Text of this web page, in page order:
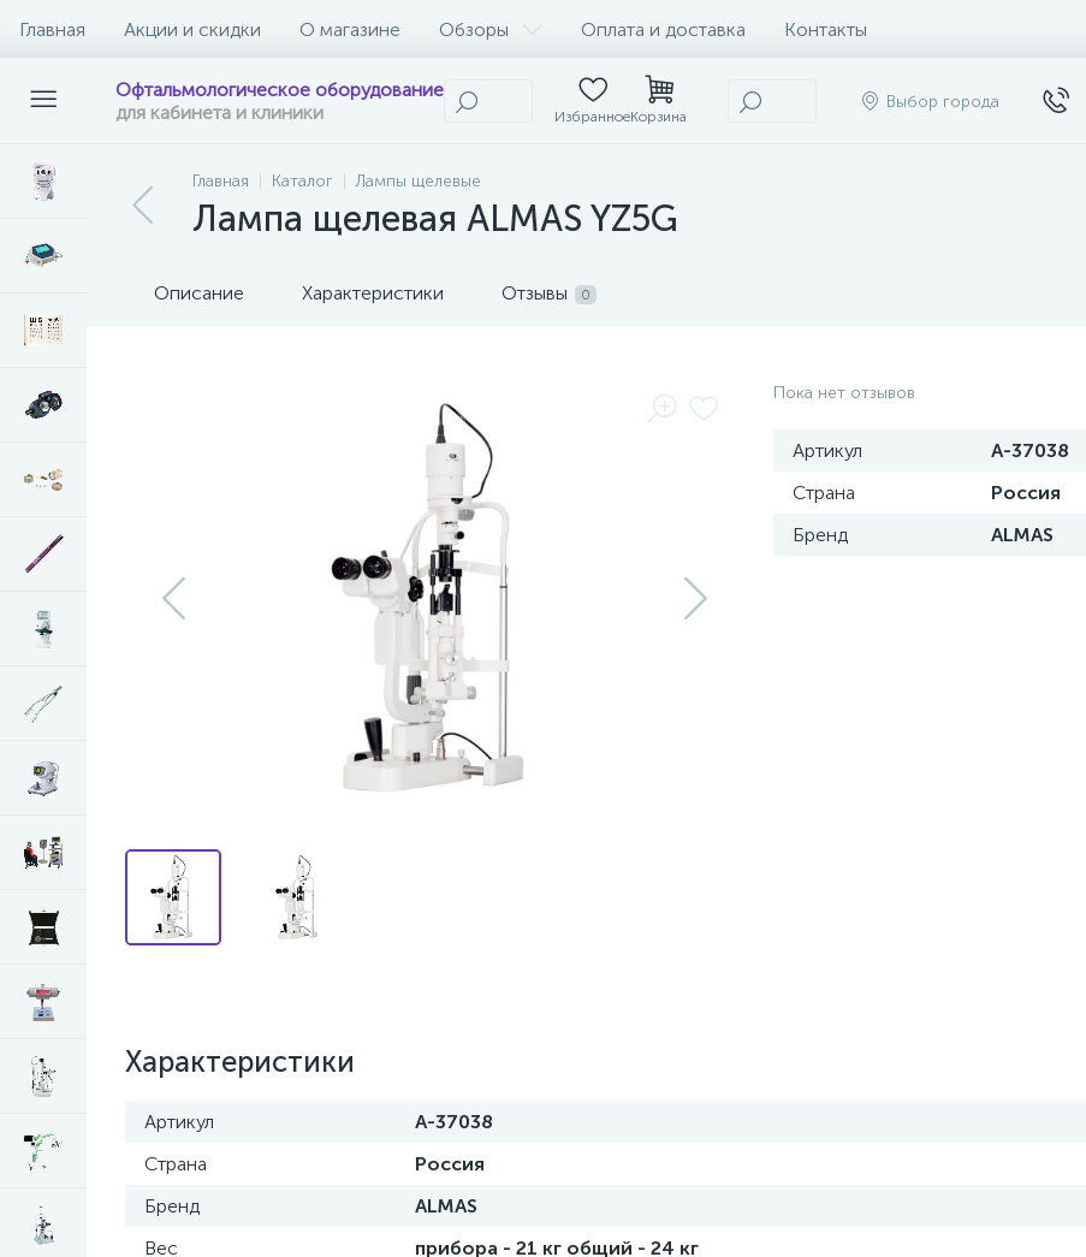
Главная Акции и скидки О магазине Обзоры Оплата и доставка Контакты
Офтальмологическое оборудование
для кабинета и клиники
ИзбранноеКорзина
Выбор города
Главная Каталог Лампы щелевые
Лампа щелевая ALMAS YZ5G
Описание Характеристики Отзывы 0
Пока нет отзывов
Артикул
А-37038
Страна
Россия
Бренд
ALMAS
Характеристики
Артикул
А-37038
Страна
Россия
Бренд
ALMAS
Вес
прибора - 21 кг общий - 24 кг